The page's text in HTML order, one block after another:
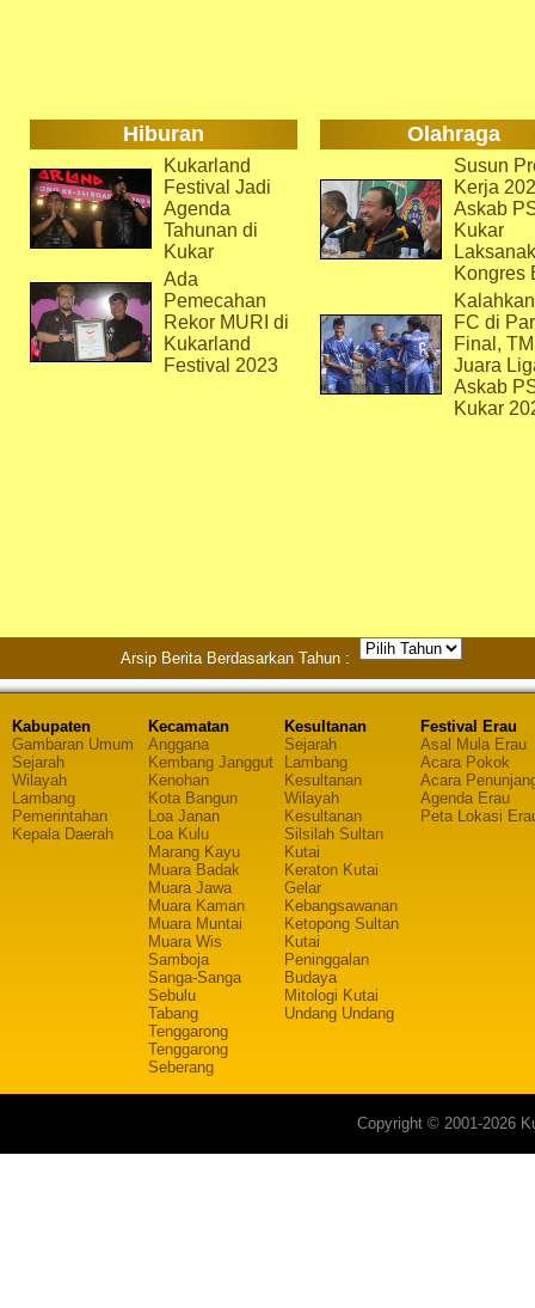
Hiburan Olahraga
Kukarland
Festival Jadi
Agenda
Tahunan di
Kukar
Ada
Pemecahan
Rekor MURI di
Kukarland
Festival 2023
Susun
Kerja
Askab
Kukar
Kongres
FC di
Final,
Juara
Askab
Kukar
Arsip Berita Berdasarkan Tahun :
Kabupaten
Gambaran Umum
Sejarah
Wilayah
Lambang
Pemerintahan
Kepala Daerah
Kecamatan
Anggana
Kembang Janggut
Kenohan
Kota Bangun
Loa Janan
Loa Kulu
Marang Kayu
Muara Badak
Muara Jawa
Muara Kaman
Muara Muntai
Muara Wis
Samboja
Sanga-Sanga
Sebulu
Tabang
Tenggarong
Tenggarong
Seberang
Kesultanan
Sejarah
Lambang
Kesultanan
Wilayah
Kesultanan
Silsilah Sultan
Kutai
Keraton Kutai
Gelar
Kebangsawanan
Ketopong Sultan
Kutai
Peninggalan
Budaya
Mitologi Kutai
Undang Undang
Festival Erau
Asal Mula Erau
Acara Pokok
Acara
Agenda Erau
Peta Lokasi
Copyright © 2001-2026